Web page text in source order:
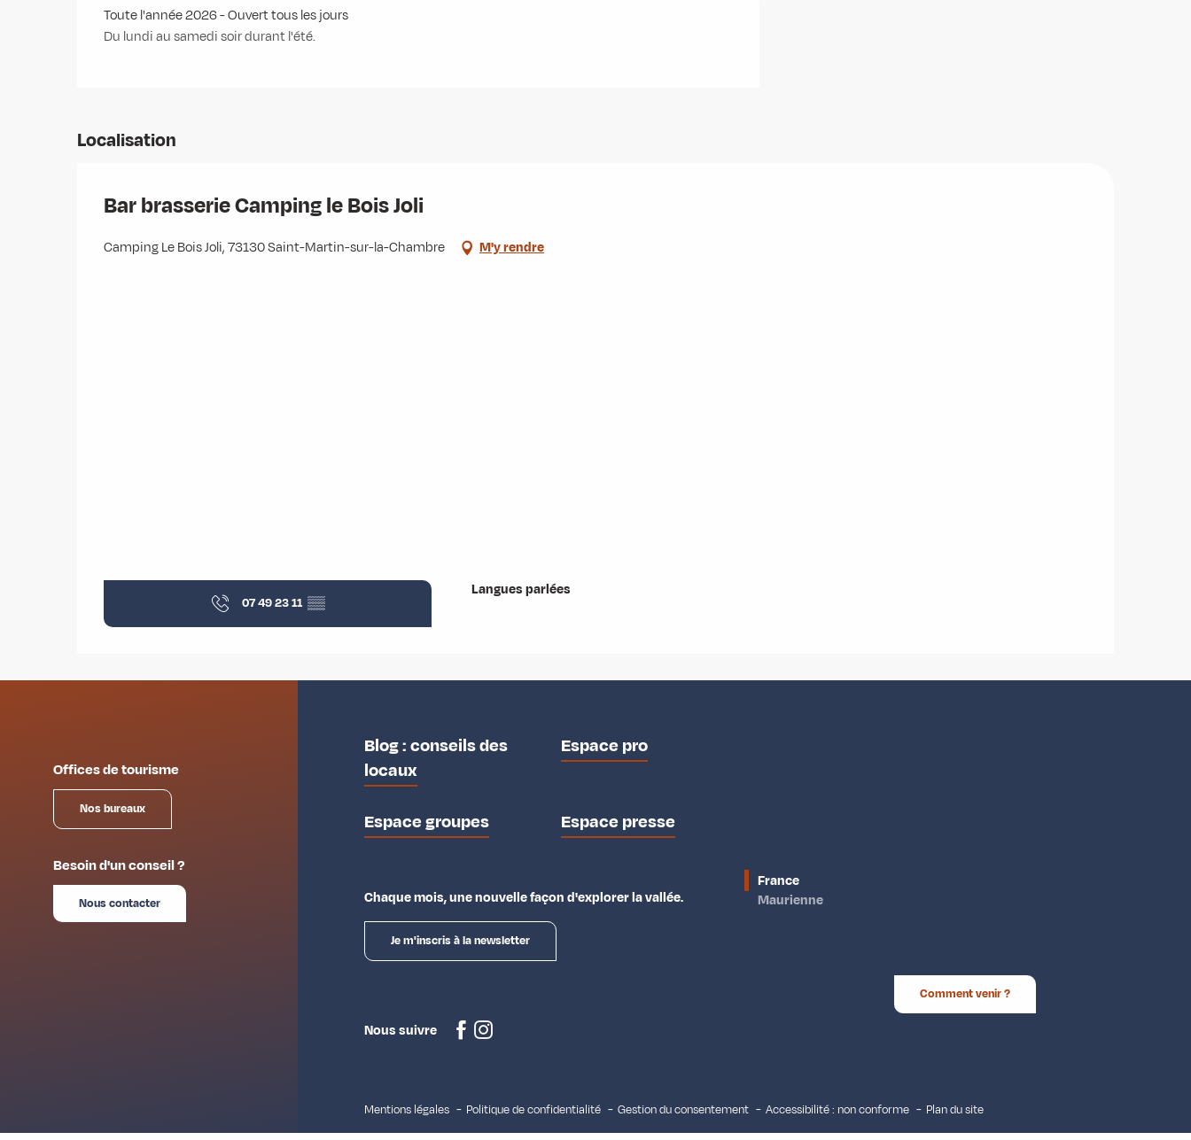
Toute l'année 2026 - Ouvert tous les jours
Du lundi au samedi soir durant l'été.
Localisation
Bar brasserie Camping le Bois Joli
Camping Le Bois Joli, 73130 Saint-Martin-sur-la-Chambre M'y rendre
07 49 23 11 ▒▒
Langues parlées
Langues parlées
Offices de tourisme
Nos bureaux
Besoin d'un conseil ?
Nous contacter
Blog : conseils des
locaux
Espace pro
Espace groupes Espace presse
Chaque mois, une nouvelle façon d'explorer la vallée.
Je m'inscris à la newsletter
Nous suivre
France
Maurienne
Comment venir ?
Mentions légales Politique de confidentialité Gestion du consentement Accessibilité : non conforme Plan du site